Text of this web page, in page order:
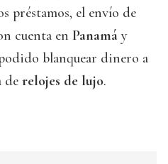
préstamos, el envío de
cuenta en Panamá y
blanquear dinero a
de relojes de lujo.